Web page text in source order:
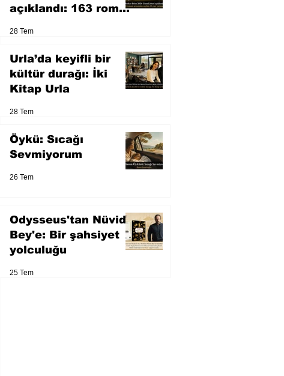
açıklandı: 163 roman
28 Tem
Urla’da keyifli bir
kültür durağı: İki
Kitap Urla
28 Tem
Öykü: Sıcağı
Sevmiyorum
26 Tem
Odysseus'tan Nüvid
Bey'e: Bir şahsiyet
yolculuğu
25 Tem